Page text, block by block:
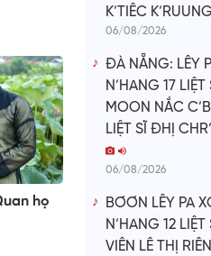
họ
K’TIÊC K’RUUNG
06/08/2026
ĐÀ NẴNG: LÊY
N’HANG 17 LIỆT
MOON NẮC
LIỆT SĨ ĐHỊ
06/08/2026
BƠƠN LÊY PA
N’HANG 12
VIÊN LÊ THỊ